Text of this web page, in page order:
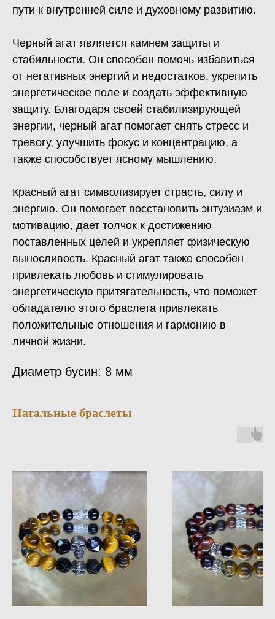
пути к внутренней силе и духовному развитию.
Черный агат является камнем защиты и
стабильности. Он способен помочь избавиться
от негативных энергий и недостатков, укрепить
энергетическое поле и создать эффективную
защиту. Благодаря своей стабилизирующей
энергии, черный агат помогает снять стресс и
тревогу, улучшить фокус и концентрацию, а
также способствует ясному мышлению.
Красный агат символизирует страсть, силу и
энергию. Он помогает восстановить энтузиазм и
мотивацию, дает толчок к достижению
поставленных целей и укрепляет физическую
выносливость. Красный агат также способен
привлекать любовь и стимулировать
энергетическую притягательность, что поможет
обладателю этого браслета привлекать
положительные отношения и гармонию в
личной жизни.
Диаметр бусин: 8 мм
Натальные браслеты